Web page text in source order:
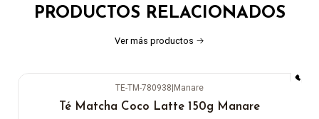
PRODUCTOS RELACIONADOS
Ver más productos
TE-TM-780938|Manare
Té Matcha Coco Latte 150g Manare